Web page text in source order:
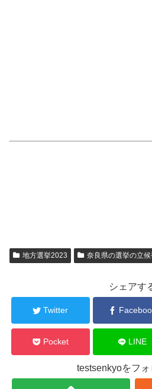
地方選挙2023 奈良県の選挙の立
シェアす
Twitter
Pocket LINE
testsenkyoをフォ